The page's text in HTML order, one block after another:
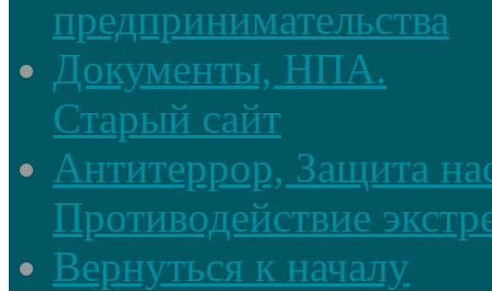
предпринимательства
Документы, НПА.
Старый сайт
Антитеррор, Защита
Противодействие
Вернуться к началу